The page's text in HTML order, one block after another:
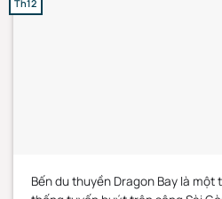
Th12
Bến du thuyền Dragon Bay là